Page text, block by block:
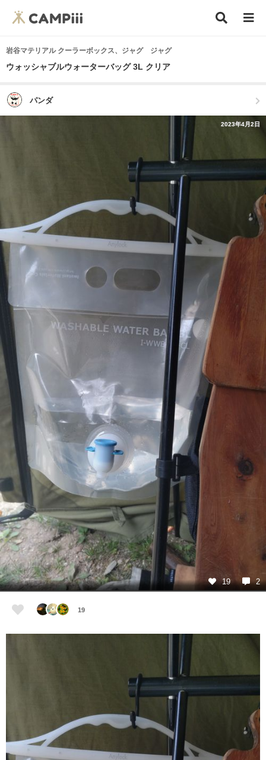
岩谷マテリアル クーラーボックス、ジャグ ジャグ
ウォッシャブルウォーターバッグ 3L クリア
パンダ
2023年4月2日
19 2
19